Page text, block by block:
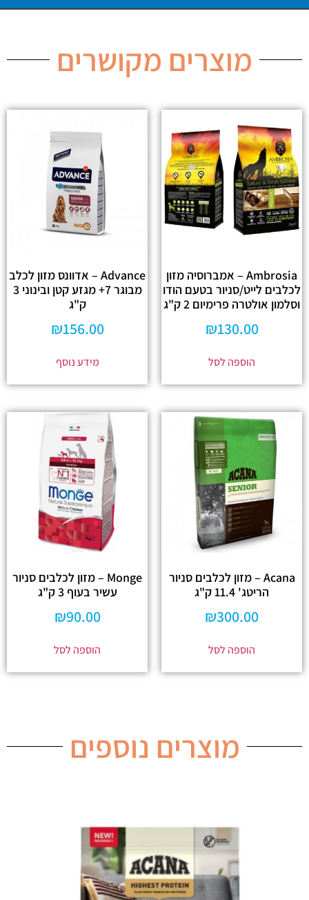
מוצרים מקושרים
Ambrosia – אמברוסיה מזון
לכלבים לייט/סניור בטעם הודו
וסלמון אולטרה פרימיום 2 ק"ג
₪130.00
הוספה לסל
Advance – אדוונס מזון לכלב
מבוגר 7+ מגזע קטן ובינוני 3
ק"ג
₪156.00
מידע נוסף
Acana – מזון לכלבים סניור
הריטג' 11.4 ק"ג
₪300.00
הוספה לסל
Monge – מזון לכלבים סניור
עשיר בעוף 3 ק"ג
₪90.00
הוספה לסל
מוצרים נוספים